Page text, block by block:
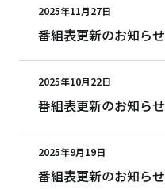
2025年11月27日
番組表更新のお知らせ
2025年10月22日
番組表更新のお知らせ
2025年9月19日
番組表更新のお知らせ